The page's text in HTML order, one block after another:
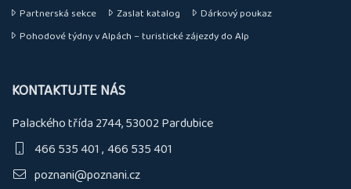
Partnerská sekce
Zaslat katalog
Dárkový poukaz
Pohodové týdny v Alpách – turistické zájezdy do Alp
KONTAKTUJTE NÁS
Palackého třída 2744, 53002 Pardubice
466 535 401 466 535 401
poznani@poznani.cz